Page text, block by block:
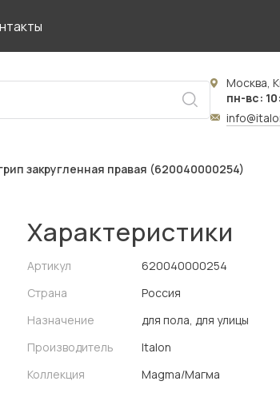
Москва,
пн-вс:
закругленная правая (620040000254)
Характеристики
Артикул
620040000254
Страна
Россия
Назначение
для пола, для улицы
Производитель
Italon
Коллекция
Magma/Магма